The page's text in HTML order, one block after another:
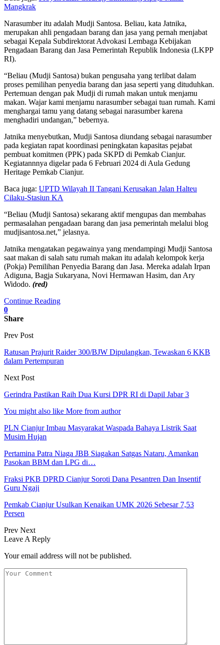
Mangkrak
Narasumber itu adalah Mudji Santosa. Beliau, kata Jatnika,
merupakan ahli pengadaan barang dan jasa yang pernah menjabat
sebagai Kepala Subdirektorat Advokasi Lembaga Kebijakan
Pengadaan Barang dan Jasa Pemerintah Republik Indonesia (LKPP
RI).
“Beliau (Mudji Santosa) bukan pengusaha yang terlibat dalam
proses pemilihan penyedia barang dan jasa seperti yang dituduhkan.
Pertemuan dengan pak Mudji di rumah makan untuk menjamu
makan. Wajar kami menjamu narasumber sebagai tuan rumah. Kami
menghargai tamu yang datang sebagai narasumber karena
menghadiri undangan,” bebernya.
Jatnika menyebutkan, Mudji Santosa diundang sebagai narasumber
pada kegiatan rapat koordinasi peningkatan kapasitas pejabat
pembuat komitmen (PPK) pada SKPD di Pemkab Cianjur.
Kegiatannnya digelar pada 6 Februari 2024 di Aula Gedung
Heritage Pemkab Cianjur.
Baca juga: UPTD Wilayah II Tangani Kerusakan Jalan Halteu
Cilaku-Stasiun KA
“Beliau (Mudji Santosa) sekarang aktif mengupas dan membahas
permasalahan pengadaan barang dan jasa pemerintah melalui blog
mudjisantosa.net,” jelasnya.
Jatnika mengatakan pegawainya yang mendampingi Mudji Santosa
saat makan di salah satu rumah makan itu adalah kelompok kerja
(Pokja) Pemilihan Penyedia Barang dan Jasa. Mereka adalah Irpan
Adiguna, Bagja Sukaryana, Novi Hermawan Hasim, dan Ary
Widodo. (red)
Continue Reading
0
Share
Prev Post
Ratusan Prajurit Raider 300/BJW Dipulangkan, Tewaskan 6 KKB
dalam Pertempuran
Next Post
Gerindra Pastikan Raih Dua Kursi DPR RI di Dapil Jabar 3
You might also like More from author
PLN Cianjur Imbau Masyarakat Waspada Bahaya Listrik Saat
Musim Hujan
Pertamina Patra Niaga JBB Siagakan Satgas Nataru, Amankan
Pasokan BBM dan LPG di…
Fraksi PKB DPRD Cianjur Soroti Dana Pesantren Dan Insentif
Guru Ngaji
Pemkab Cianjur Usulkan Kenaikan UMK 2026 Sebesar 7,53
Persen
Prev Next
Leave A Reply
Your email address will not be published.